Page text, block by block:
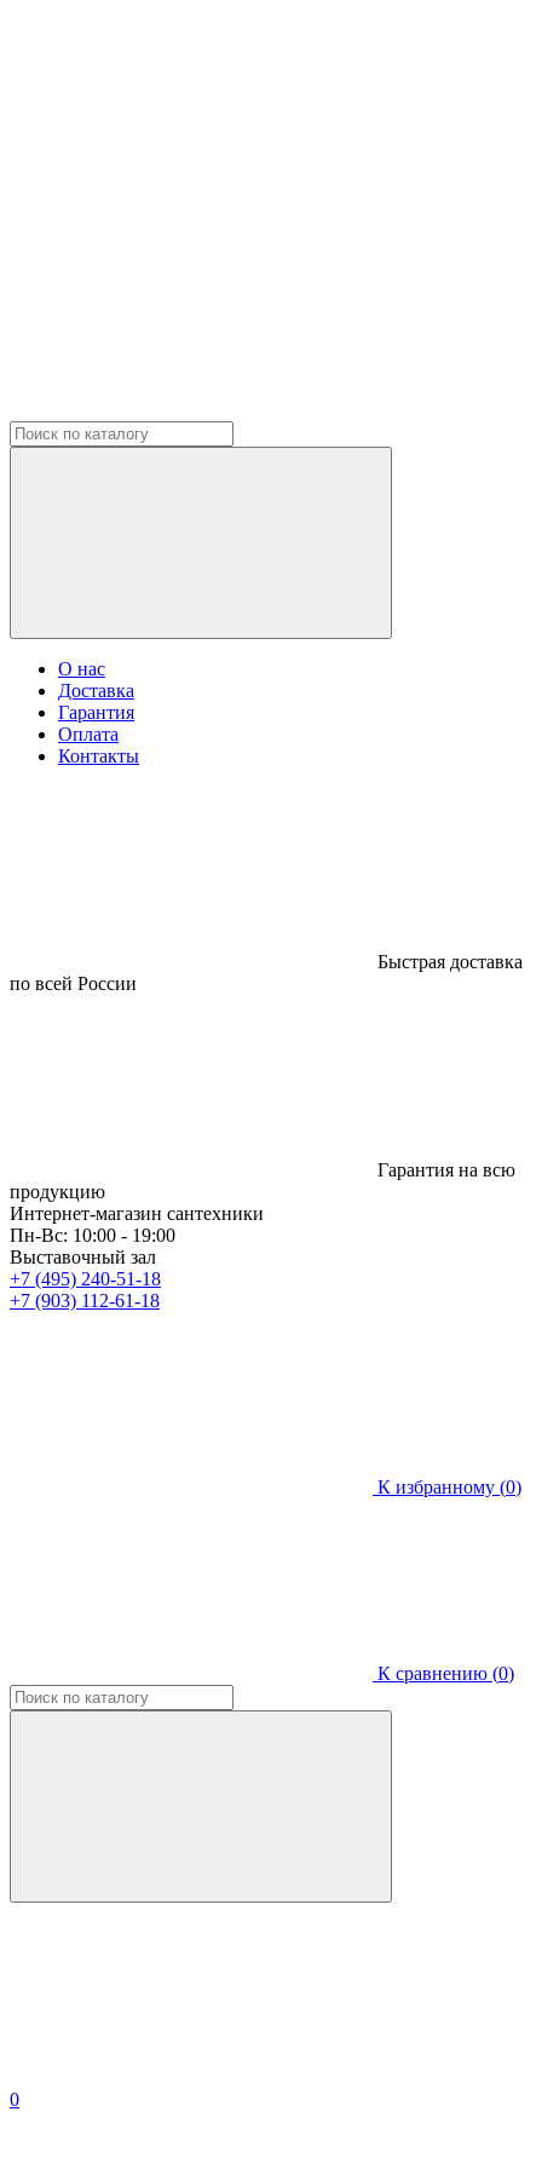
О нас
Доставка
Гарантия
Оплата
Контакты
Быстрая доставка
по всей России
Гарантия на всю
продукцию
Интернет-магазин сантехники
Пн-Вс: 10:00 - 19:00
Выставочный зал
+7 (495) 240-51-18
+7 (903) 112-61-18
К избранному (0)
К сравнению (0)
0